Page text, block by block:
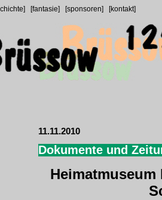
[fantasie] [sponsoren] [kontakt]
11.11.2010
Dokumente und